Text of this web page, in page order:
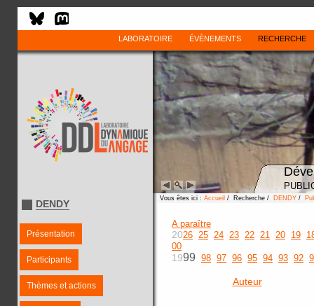
LABORATOIRE ÉVÈNEMENTS RECHERCHE
DENDY
Présentation
Participants
Thèmes et actions
Vous êtes ici : Accueil / Recherche / DENDY /
A paraître
2026 25 24 23 22 21 20 19
00
1999 98 97 96 95 94 93 92
Auteur